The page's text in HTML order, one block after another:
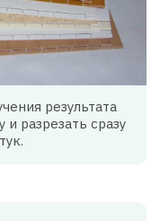
результата
разрезать сразу